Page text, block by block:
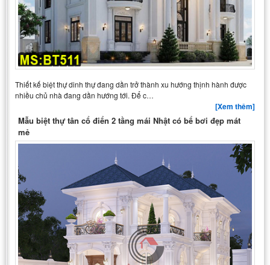
Thiết kế biệt thự dinh thự đang dần trở thành xu hướng thịnh hành được
nhiều chủ nhà đang dần hướng tới. Để c…
[Xem thêm]
Mẫu biệt thự tân cổ điển 2 tầng mái Nhật có bể bơi đẹp mát
mẻ